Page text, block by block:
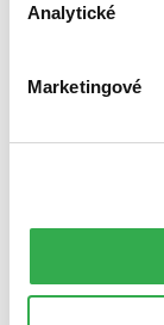
Analytické
Marketingové